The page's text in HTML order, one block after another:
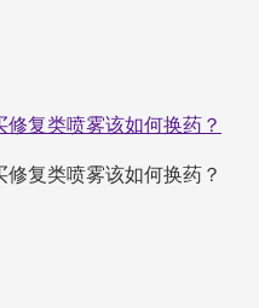
复类喷雾该如何换药？
复类喷雾该如何换药？